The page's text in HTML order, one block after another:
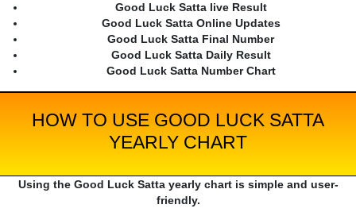
Good Luck Satta live Result
Good Luck Satta Online Updates
Good Luck Satta Final Number
Good Luck Satta Daily Result
Good Luck Satta Number Chart
HOW TO USE GOOD LUCK SATTA
YEARLY CHART
Using the Good Luck Satta yearly chart is simple and user-
friendly.